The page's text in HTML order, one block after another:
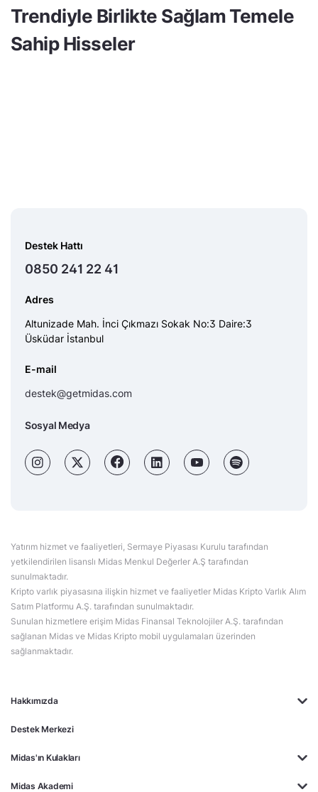
Trendiyle Birlikte Sağlam Temele
Sahip Hisseler
Hakkımızda
Destek Merkezi
Midas'ın Kulakları
Midas Akademi
Destek Hattı
0850 241 22 41
Adres
Altunizade Mah. İnci Çıkmazı Sokak No:3 Daire:3
Üsküdar İstanbul
E-mail
destek@getmidas.com
Sosyal Medya
Yatırım hizmet ve faaliyetleri, Sermaye Piyasası Kurulu tarafından
yetkilendirilen lisanslı Midas Menkul Değerler A.Ş tarafından
sunulmaktadır.
Kripto varlık piyasasına ilişkin hizmet ve faaliyetler Midas Kripto Varlık Alım
Satım Platformu A.Ş. tarafından sunulmaktadır.
Sunulan hizmetlere erişim Midas Finansal Teknolojiler A.Ş. tarafından
sağlanan Midas ve Midas Kripto mobil uygulamaları üzerinden
sağlanmaktadır.